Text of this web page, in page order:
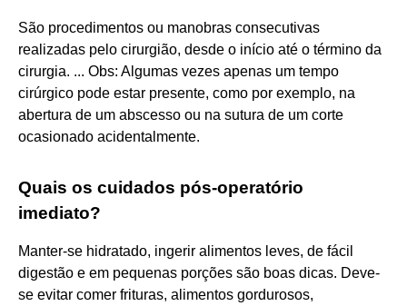
São procedimentos ou manobras consecutivas
realizadas pelo cirurgião, desde o início até o término da
cirurgia. ... Obs: Algumas vezes apenas um tempo
cirúrgico pode estar presente, como por exemplo, na
abertura de um abscesso ou na sutura de um corte
ocasionado acidentalmente.
Quais os cuidados pós-operatório
imediato?
Manter-se hidratado, ingerir alimentos leves, de fácil
digestão e em pequenas porções são boas dicas. Deve-
se evitar comer frituras, alimentos gordurosos,